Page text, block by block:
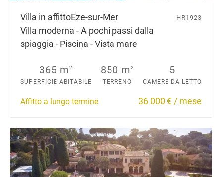
Villa in affittoEze-sur-Mer
Villa moderna - A pochi passi dalla
spiaggia - Piscina - Vista mare
HR1923
365 m2
SUPERFICIE ABITABILE
850 m2
TERRENO
5
CAMERE DA LETTO
Affitto a lungo termine 36 000 € / mese